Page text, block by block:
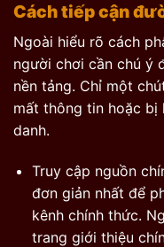
Cách tiếp cận
Ngoài hiểu rõ cách
người chơi cần chú ý
nền tảng. Chỉ một
mất thông tin hoặc bị
danh.
Truy cập nguồn
đơn giản nhất để
kênh chính thức.
trang giới thiệu